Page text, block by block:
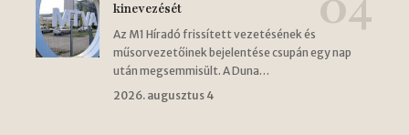
kinevezését
Az M1 Híradó frissített vezetésének és
műsorvezetőinek bejelentése csupán egy nap
után megsemmisült. A Duna…
2026. augusztus 4